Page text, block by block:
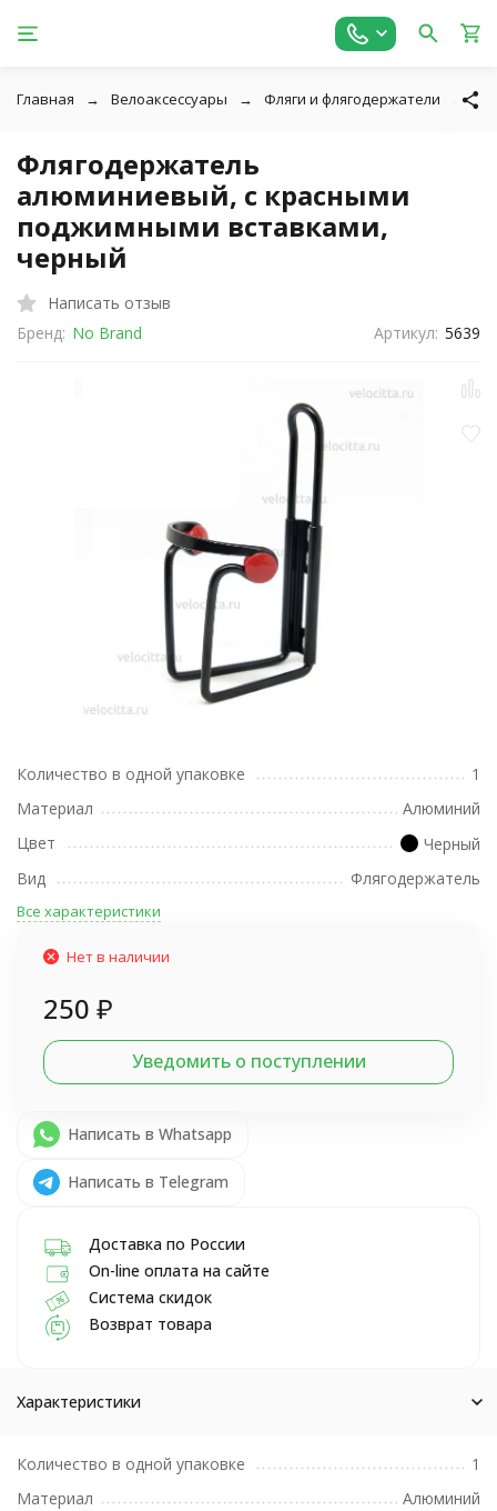
Главная Велоаксессуары Фляги и флягодержатели
Флягодержатель
алюминиевый, с красными
поджимными вставками,
черный
Написать отзыв
Бренд: No Brand Артикул: 5639
Количество в одной упаковке
1
Материал
Алюминий
Цвет
Черный
Вид
Флягодержатель
Все характеристики
Нет в наличии
250 ₽
Уведомить о поступлении
Написать в Whatsapp
Написать в Telegram
Доставка по России
On-line оплата на сайте
Система скидок
Возврат товара
Характеристики
Количество в одной упаковке
1
Материал
Алюминий